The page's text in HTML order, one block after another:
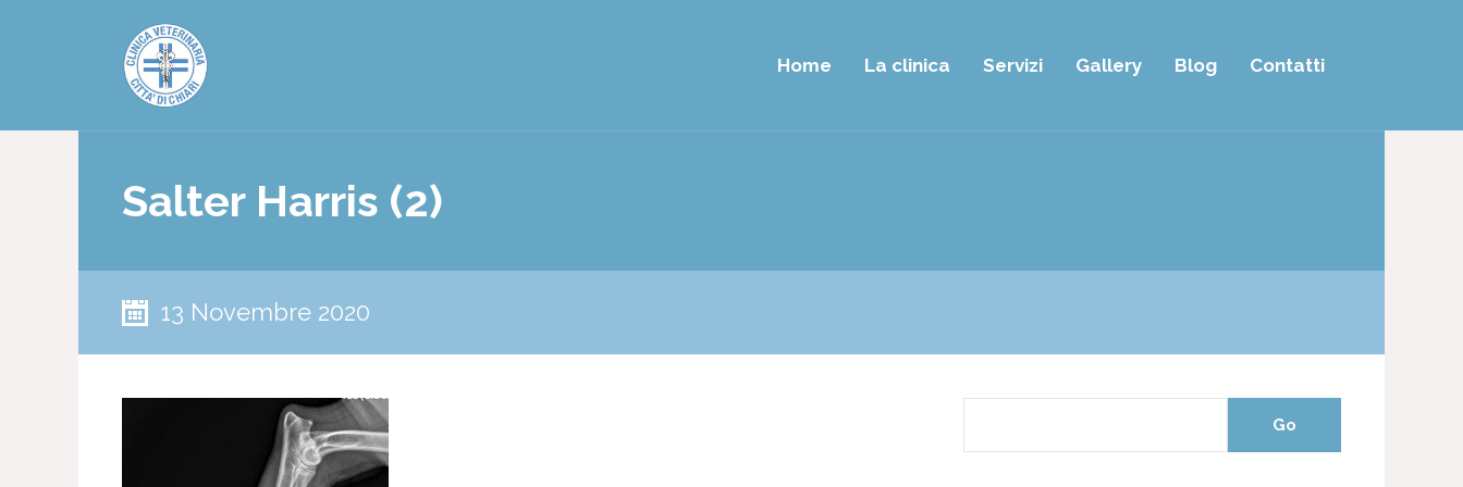
Home La clinica Servizi Gallery Blog Contatti
Salter Harris (2)
13 Novembre 2020